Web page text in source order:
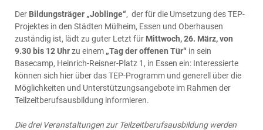
Der Bildungsträger „Joblinge“, der für die Umsetzung des TEP-
Projektes in den Städten Mülheim, Essen und Oberhausen
zuständig ist, lädt zu guter Letzt für Mittwoch, 26. März, von
9.30 bis 12 Uhrzu einem „Tag der offenen Tür“ in sein
Basecamp, Heinrich-Reisner-Platz 1, in Essen ein: Interessierte
können sich hier über das TEP-Programm und generell über die
Möglichkeiten und Unterstützungsangebote im Rahmen der
Teilzeitberufsausbildung informieren.
Die drei Veranstaltungen zur Teilzeitberufsausbildung werden